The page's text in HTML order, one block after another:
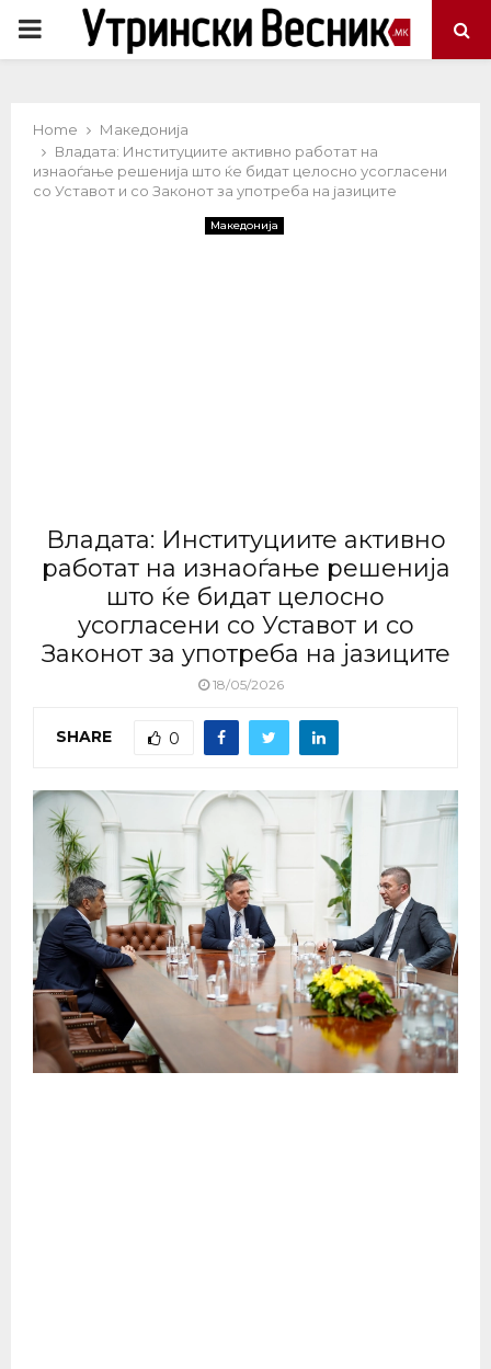
PRIMARY
Home
Македонија
Владата: Институциите активно работат на
изнаоѓање решенија што ќе бидат целосно усогласени
со Уставот и со Законот за употреба на јазиците
Македонија
Владата: Институциите активно
работат на изнаоѓање решенија
што ќе бидат целосно
усогласени со Уставот и со
Законот за употреба на јазиците
18/05/2026
SHARE 0